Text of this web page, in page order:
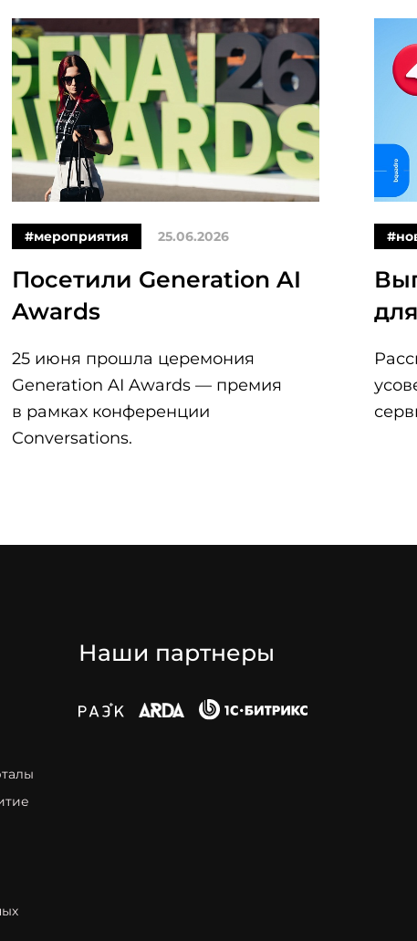
#мероприятия 25.06.2026
Посетили Generation AI
Awards
25 июня прошла церемония
Generation AI Awards — премия
в рамках конференции
Conversations.
Наши партнеры